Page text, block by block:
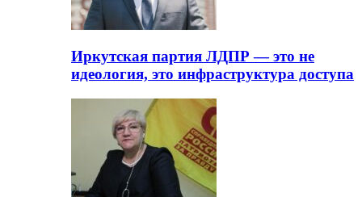
Иркутская партия ЛДПР — это не
идеология, это инфраструктура доступа